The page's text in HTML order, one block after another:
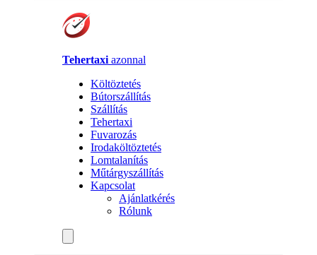
Tehertaxi azonnal
Költöztetés
Bútorszállítás
Szállítás
Tehertaxi
Fuvarozás
Irodaköltöztetés
Lomtalanítás
Műtárgyszállítás
Kapcsolat
Ajánlatkérés
Rólunk